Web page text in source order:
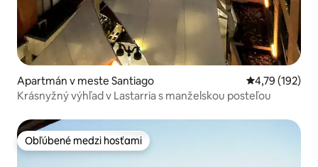
Apartmán v meste Santiago Priemerné
4,79 (192)
Krásnyžný výhľad v Lastarria s manželskou posteľou
Obľúbené medzi hosťami
Obľúbené medzi hosťami